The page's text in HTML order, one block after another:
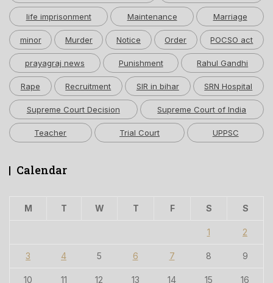
life imprisonment Maintenance Marriage
minor Murder Notice Order POCSO act
prayagraj news Punishment Rahul Gandhi
Rape Recruitment SIR in bihar SRN Hospital
Supreme Court Decision Supreme Court of India
Teacher Trial Court UPPSC
Calendar
M T W T F S S
1 2
3 4 5 6 7 8 9
10 11 12 13 14 15 16